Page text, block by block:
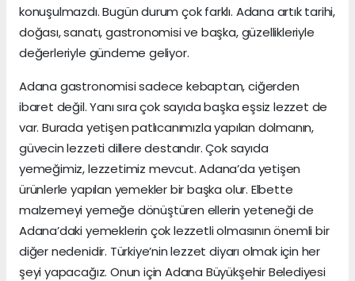
konuşulmazdı. Bugün durum çok farklı. Adana artık tarihi,
doğası, sanatı, gastronomisi ve başka, güzellikleriyle
değerleriyle gündeme geliyor.
Adana gastronomisi sadece kebaptan, ciğerden
ibaret değil. Yanı sıra çok sayıda başka eşsiz lezzet de
var. Burada yetişen patlıcanımızla yapılan dolmanın,
güvecin lezzeti dillere destandır. Çok sayıda
yemeğimiz, lezzetimiz mevcut. Adana’da yetişen
ürünlerle yapılan yemekler bir başka olur. Elbette
malzemeyi yemeğe dönüştüren ellerin yeteneği de
Adana’daki yemeklerin çok lezzetli olmasının önemli bir
diğer nedenidir. Türkiye’nin lezzet diyarı olmak için her
şeyi yapacağız. Onun için Adana Büyükşehir Belediyesi